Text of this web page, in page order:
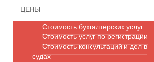
ЦЕНЫ
Стоимость бухгалтерских услуг
Стоимость услуг по регистрации
Стоимость консультаций и дел в
судах